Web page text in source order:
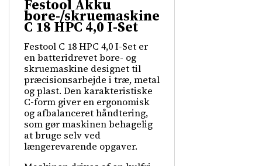
Festool Akku
bore-/skruemaskine
C 18 HPC 4,0 I-Set
Festool C 18 HPC 4,0 I-Set er
en batteridrevet bore- og
skruemaskine designet til
præcisionsarbejde i træ, metal
og plast. Den karakteristiske
C-form giver en ergonomisk
og afbalanceret håndtering,
som gør maskinen behagelig
at bruge selv ved
længerevarende opgaver.